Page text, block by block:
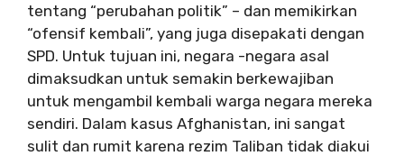
tentang “perubahan politik” – dan memikirkan
“ofensif kembali”, yang juga disepakati dengan
SPD. Untuk tujuan ini, negara -negara asal
dimaksudkan untuk semakin berkewajiban
untuk mengambil kembali warga negara mereka
sendiri. Dalam kasus Afghanistan, ini sangat
sulit dan rumit karena rezim Taliban tidak diakui